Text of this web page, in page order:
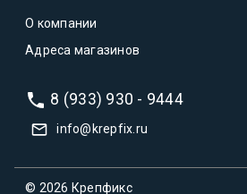
О компании
Адреса магазинов
8 (933) 930 - 9444
info@krepfix.ru
© 2026 Крепфикс